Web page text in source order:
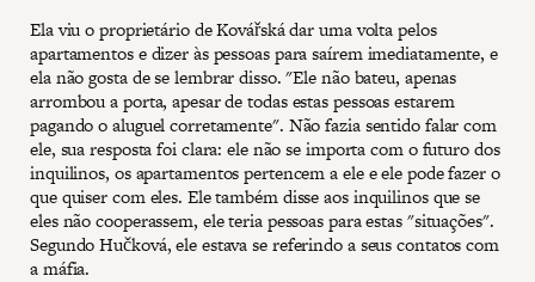
Ela viu o proprietário de Kovářská dar uma volta pelos
apartamentos e dizer às pessoas para saírem imediatamente, e
ela não gosta de se lembrar disso. "Ele não bateu, apenas
arrombou a porta, apesar de todas estas pessoas estarem
pagando o aluguel corretamente". Não fazia sentido falar com
ele, sua resposta foi clara: ele não se importa com o futuro dos
inquilinos, os apartamentos pertencem a ele e ele pode fazer o
que quiser com eles. Ele também disse aos inquilinos que se
eles não cooperassem, ele teria pessoas para estas "situações".
Segundo Hučková, ele estava se referindo a seus contatos com
a máfia.